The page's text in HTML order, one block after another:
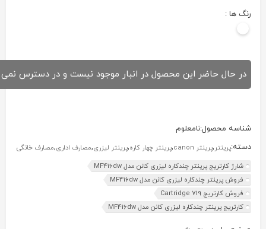
رنگ ها :
در حال حاضر این محصول در انبار موجود نیست و در دسترس
شناسه محصول:نامعلوم
دسته:پرینتر ,پرینتر canon ,پرینتر چهار کاره,پرینتر لیزری,مصارف اداری,مصارف خانگی
شارژ کارتریج پرینتر چندکاره لیزری کانن مدل MF416dw
فروش پرینتر چندکاره لیزری کانن مدل MF416dw
فروش کارتریج Cartridge 719
کارتریج پرینتر چندکاره لیزری کانن مدل MF416dw